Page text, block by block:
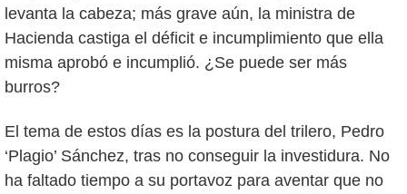
levanta la cabeza; más grave aún, la ministra de
Hacienda castiga el déficit e incumplimiento que ella
misma aprobó e incumplió. ¿Se puede ser más
burros?
El tema de estos días es la postura del trilero, Pedro
‘Plagio’ Sánchez, tras no conseguir la investidura. No
ha faltado tiempo a su portavoz para aventar que no